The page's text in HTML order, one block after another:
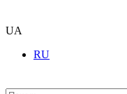
UA
RU